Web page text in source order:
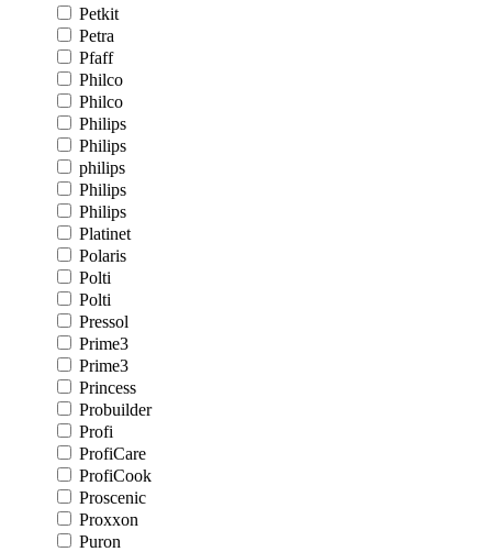
Petkit
Petra
Pfaff
Philco
Philco
Philips
Philips
philips
Philips
Philips
Platinet
Polaris
Polti
Polti
Pressol
Prime3
Prime3
Princess
Probuilder
Profi
ProfiCare
ProfiCook
Proscenic
Proxxon
Puron